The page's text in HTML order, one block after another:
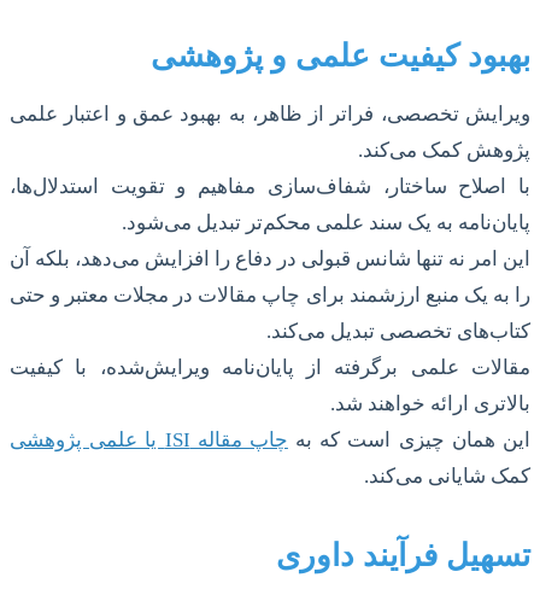
بهبود کیفیت علمی و پژوهشی
ویرایش تخصصی، فراتر از ظاهر، به بهبود عمق و اعتبار علمی
پژوهش کمک می‌کند.
با اصلاح ساختار، شفاف‌سازی مفاهیم و تقویت استدلال‌ها،
پایان‌نامه به یک سند علمی محکم‌تر تبدیل می‌شود.
این امر نه تنها شانس قبولی در دفاع را افزایش می‌دهد، بلکه آن
را به یک منبع ارزشمند برای چاپ مقالات در مجلات معتبر و حتی
کتاب‌های تخصصی تبدیل می‌کند.
مقالات علمی برگرفته از پایان‌نامه ویرایش‌شده، با کیفیت
بالاتری ارائه خواهند شد.
این همان چیزی است که به چاپ مقاله ISI یا علمی پژوهشی
کمک شایانی می‌کند.
تسهیل فرآیند داوری